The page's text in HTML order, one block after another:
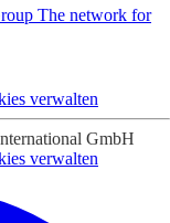
The network for
verwalten
GmbH
verwalten